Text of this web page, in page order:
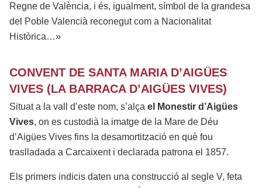
Regne de València, i és, igualment, símbol de la grandesa
del Poble Valencià reconegut com a Nacionalitat
Històrica…»
CONVENT DE SANTA MARIA D’AIGÜES
VIVES (LA BARRACA D’AIGÜES VIVES)
Situat a la vall d’este nom, s’alçael Monestir d’Aigües
Vives, on es custodià la imatge de la Mare de Déu
d’Aigües Vives fins la desamortització en què fou
traslladada a Carcaixent i declarada patrona el 1857.
Els primers indicis daten una construcció al segle V, feta